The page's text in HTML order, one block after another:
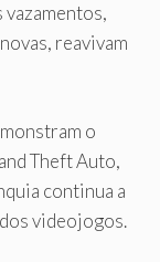
vazamentos,
reavivam
o
Theft Auto,
continua a
videojogos.